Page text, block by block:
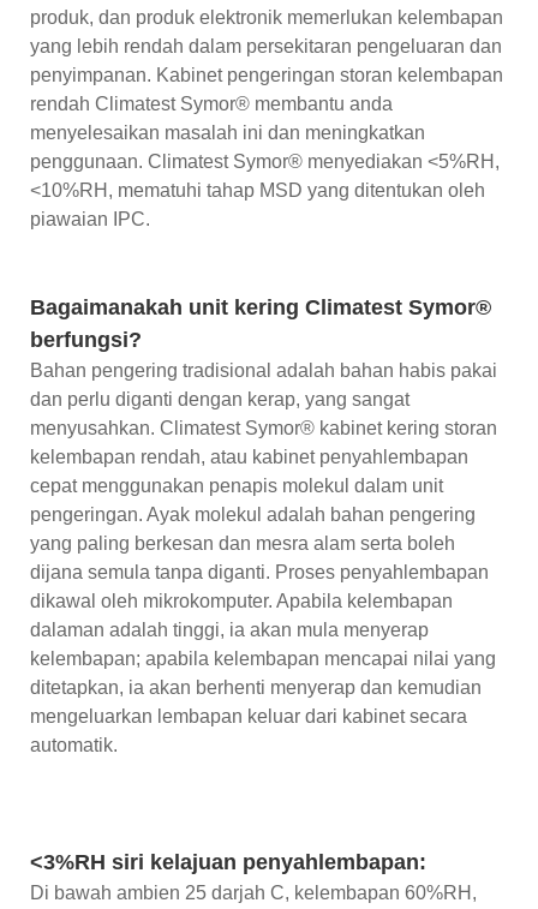
produk, dan produk elektronik memerlukan kelembapan
yang lebih rendah dalam persekitaran pengeluaran dan
penyimpanan. Kabinet pengeringan storan kelembapan
rendah Climatest Symor® membantu anda
menyelesaikan masalah ini dan meningkatkan
penggunaan. Climatest Symor® menyediakan <5%RH,
<10%RH, mematuhi tahap MSD yang ditentukan oleh
piawaian IPC.
Bagaimanakah unit kering Climatest Symor®
berfungsi?
Bahan pengering tradisional adalah bahan habis pakai
dan perlu diganti dengan kerap, yang sangat
menyusahkan. Climatest Symor® kabinet kering storan
kelembapan rendah, atau kabinet penyahlembapan
cepat menggunakan penapis molekul dalam unit
pengeringan. Ayak molekul adalah bahan pengering
yang paling berkesan dan mesra alam serta boleh
dijana semula tanpa diganti. Proses penyahlembapan
dikawal oleh mikrokomputer. Apabila kelembapan
dalaman adalah tinggi, ia akan mula menyerap
kelembapan; apabila kelembapan mencapai nilai yang
ditetapkan, ia akan berhenti menyerap dan kemudian
mengeluarkan lembapan keluar dari kabinet secara
automatik.
<3%RH siri kelajuan penyahlembapan:
Di bawah ambien 25 darjah C, kelembapan 60%RH,